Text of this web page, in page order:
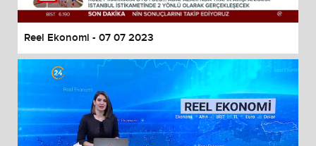
Reel Ekonomi - 07 07 2023